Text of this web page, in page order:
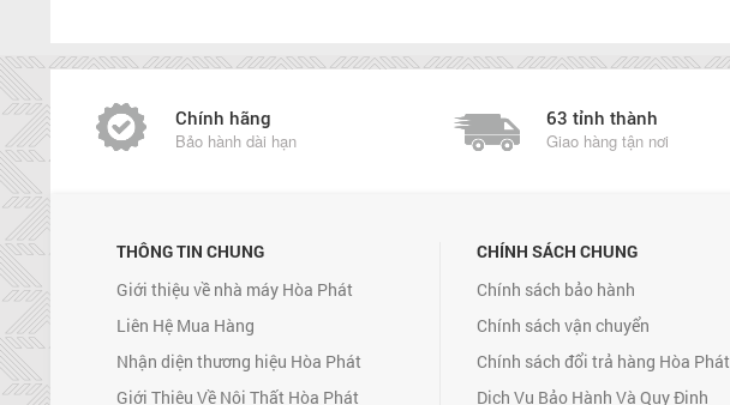
Chính hãng
Bảo hành dài hạn
63 tỉnh thành
Giao hàng tận nơi
THÔNG TIN CHUNG
Giới thiệu về nhà máy Hòa Phát
Liên Hệ Mua Hàng
Nhận diện thương hiệu Hòa Phát
Giới Thiệu Về Nội Thất Hòa Phát
CHÍNH SÁCH CHUNG
Chính sách bảo hành
Chính sách vận chuyển
Chính sách đổi trả hàng Hòa Phát
Dịch Vụ Bảo Hành Và Quy Định